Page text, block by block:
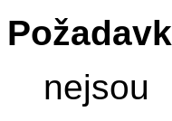
nejsou